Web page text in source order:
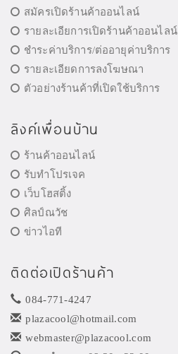
สมัครเปิดร้านค้าออนไลน์
รายละเอียการเปิดร้านค้าออนไลน์
ชำระค่าบริการ/ต่ออายุค่าบริการ
รายละเอียดการลงโฆษณา
ตัวอย่างร้านค้าที่เปิดใช้บริการ
ลิงค์เพื่อนบ้าน
ร้านค้าออนไลน์
รับทำโปรเจค
เว็บโฮสติ้ง
ศิลป์ณวัช
ข่าวไอที
ติดต่อเปิดร้านค้า
084-771-4247
plazacool@hotmail.com
webmaster@plazacool.com